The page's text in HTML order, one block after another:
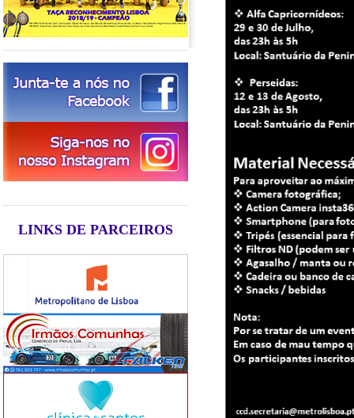
LINKS DE PARCEIROS